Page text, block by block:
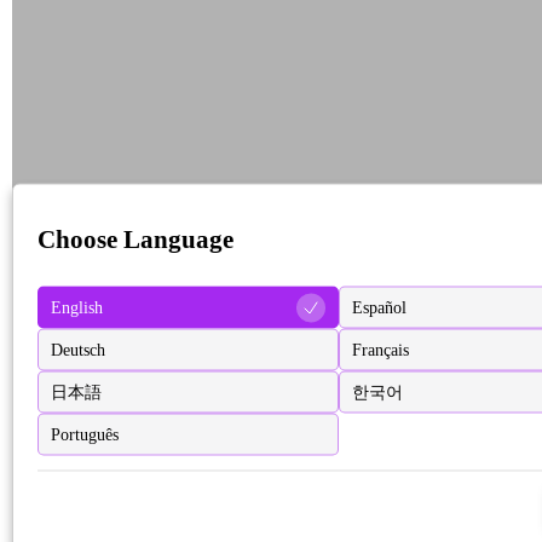
Choose Language
English Español
Deutsch Français
日本語 한국어
Português